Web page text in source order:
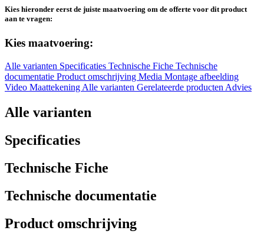
Kies hieronder eerst de juiste maatvoering om de offerte voor dit product
aan te vragen:
Kies maatvoering:
Alle varianten Specificaties Technische Fiche Technische
documentatie Product omschrijving Media Montage afbeelding
Video Maattekening Alle varianten Gerelateerde producten Advies
Alle varianten
Specificaties
Technische Fiche
Technische documentatie
Product omschrijving